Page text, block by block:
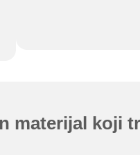
materijal koji